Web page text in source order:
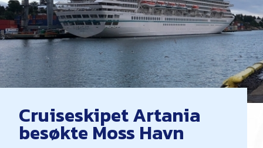
Cruiseskipet Artania
besøkte Moss Havn